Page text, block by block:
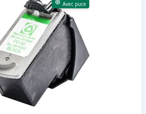
Avec puce